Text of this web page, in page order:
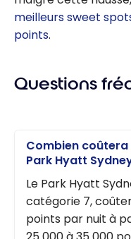
meilleurs sweet
points.
Questions
Combien
Park Hyatt
Le Park Hyatt
catégorie 7,
points par nuit à